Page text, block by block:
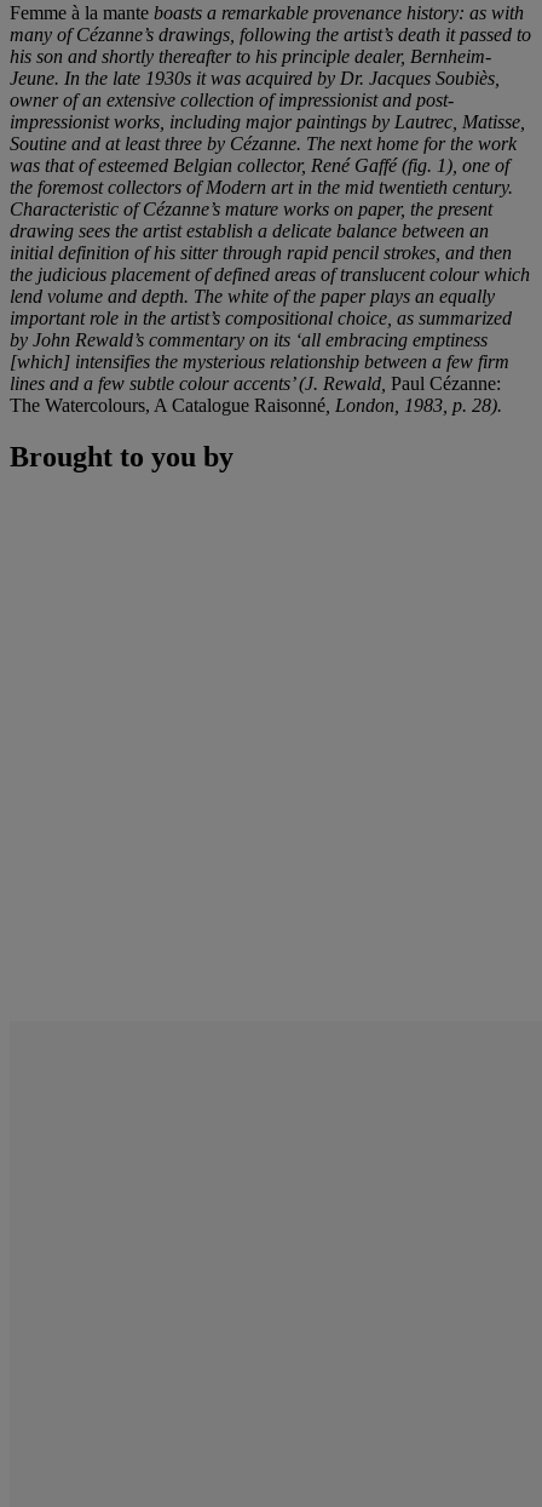
Femme à la mante boasts a remarkable provenance history: as with
many of Cézanne’s drawings, following the artist’s death it passed to
his son and shortly thereafter to his principle dealer, Bernheim-
Jeune. In the late 1930s it was acquired by Dr. Jacques Soubiès,
owner of an extensive collection of impressionist and post-
impressionist works, including major paintings by Lautrec, Matisse,
Soutine and at least three by Cézanne. The next home for the work
was that of esteemed Belgian collector, René Gaffé (fig. 1), one of
the foremost collectors of Modern art in the mid twentieth century.
Characteristic of Cézanne’s mature works on paper, the present
drawing sees the artist establish a delicate balance between an
initial definition of his sitter through rapid pencil strokes, and then
the judicious placement of defined areas of translucent colour which
lend volume and depth. The white of the paper plays an equally
important role in the artist’s compositional choice, as summarized
by John Rewald’s commentary on its ‘all embracing emptiness
[which] intensifies the mysterious relationship between a few firm
lines and a few subtle colour accents’ (J. Rewald, Paul Cézanne:
The Watercolours, A Catalogue Raisonné , London, 1983, p. 28).
Brought to you by